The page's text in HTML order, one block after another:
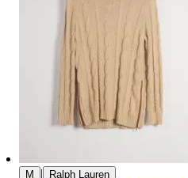
M | Ralph Lauren